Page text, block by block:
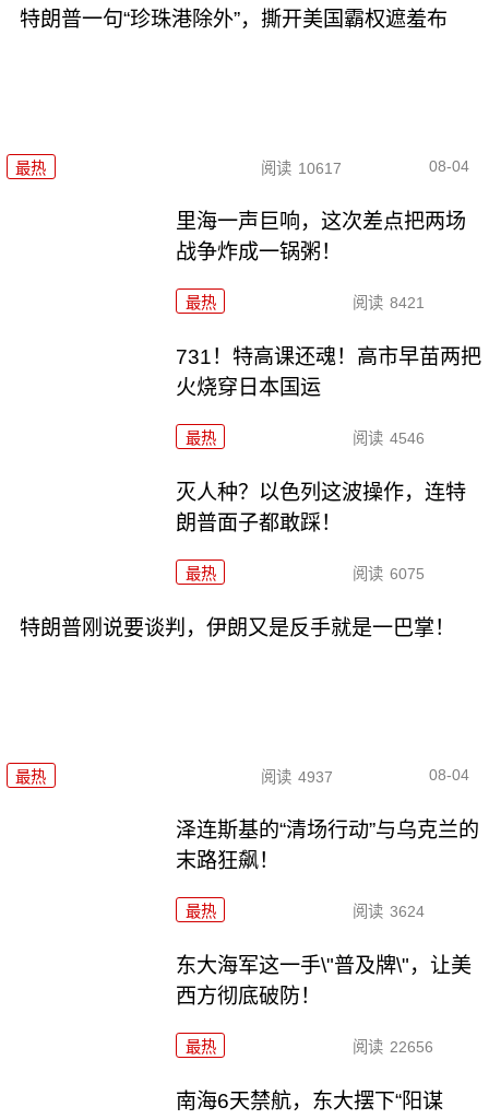
特朗普一句“珍珠港除外”，撕开美国霸权遮羞布
最热 阅读 10617 08-04
里海一声巨响，这次差点把两场
战争炸成一锅粥！
最热 阅读 8421
731！特高课还魂！高市早苗两把
火烧穿日本国运
最热 阅读 4546
灭人种？以色列这波操作，连特
朗普面子都敢踩！
最热 阅读 6075
特朗普刚说要谈判，伊朗又是反手就是一巴掌！
最热 阅读 4937 08-04
泽连斯基的“清场行动”与乌克兰的
末路狂飙！
最热 阅读 3624
东大海军这一手\"普及牌\"，让美
西方彻底破防！
最热 阅读 22656
南海6天禁航，东大摆下“阳谋